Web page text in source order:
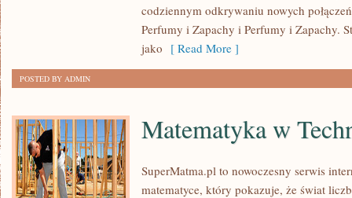
codziennym odkrywaniu nowych
Perfumy i Zapachy i Perfumy i Zapachy.
jako [ Read More ]
POSTED BY ADMIN
Matematyka w
SuperMatma.pl to nowoczesny serwis
matematyce, który pokazuje, że świat